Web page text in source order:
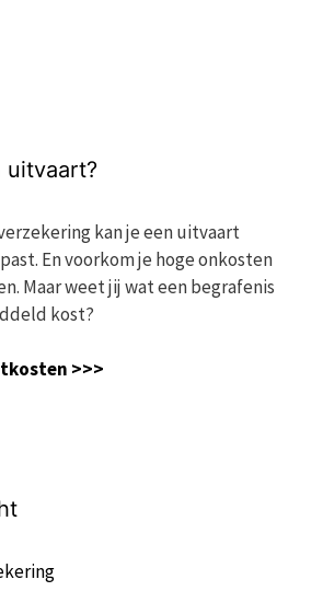
uitvaart?
kan je een uitvaart
En voorkom je hoge onkosten
Maar weet jij wat een begrafenis
kost?
>>>